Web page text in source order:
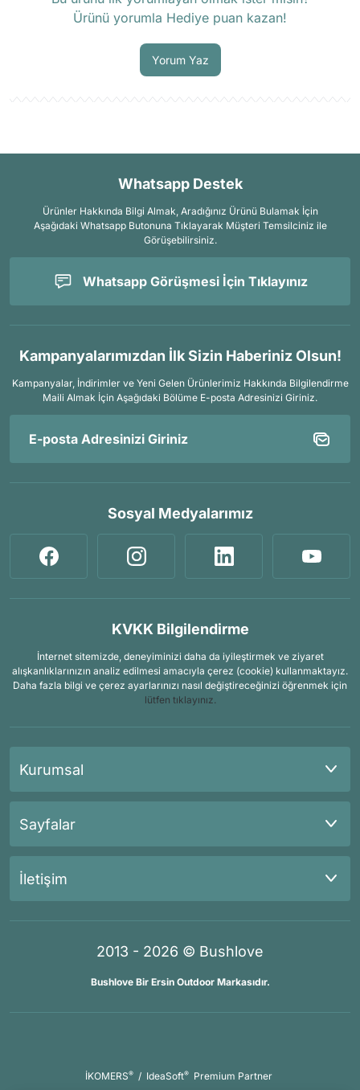
Ürünü yorumla Hediye puan kazan!
Yorum Yaz
Whatsapp Destek
Ürünler Hakkında Bilgi Almak, Aradığınız Ürünü Bulamak İçin
Aşağıdaki Whatsapp Butonuna Tıklayarak Müşteri Temsilciniz ile
Görüşebilirsiniz.
Whatsapp Görüşmesi İçin Tıklayınız
Kampanyalarımızdan İlk Sizin Haberiniz Olsun!
Kampanyalar, İndirimler ve Yeni Gelen Ürünlerimiz Hakkında Bilgilendirme
Maili Almak İçin Aşağıdaki Bölüme E-posta Adresinizi Giriniz.
Sosyal Medyalarımız
KVKK Bilgilendirme
İnternet sitemizde, deneyiminizi daha da iyileştirmek ve ziyaret
alışkanlıklarınızın analiz edilmesi amacıyla çerez (cookie) kullanmaktayız.
Daha fazla bilgi ve çerez ayarlarınızı nasıl değiştireceğinizi öğrenmek için
lütfen tıklayınız.
Kurumsal
Sayfalar
İletişim
2013 - 2026 © Bushlove
Bushlove Bir Ersin Outdoor Markasıdır.
İKOMERS® / IdeaSoft® Premium Partner